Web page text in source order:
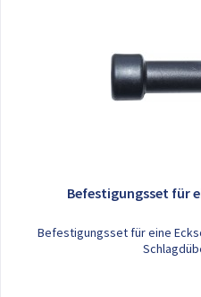
Befestigungsset für
Befestigungsset für eine